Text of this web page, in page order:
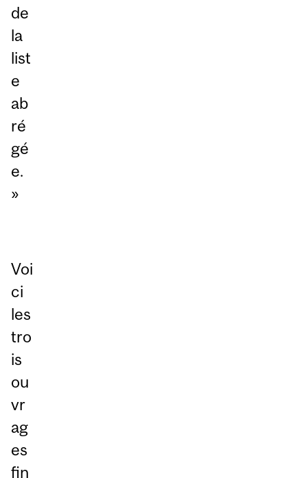
de
la
list
e
ab
ré
gé
e.
»
Voi
ci
les
tro
is
ou
vr
ag
es
fin